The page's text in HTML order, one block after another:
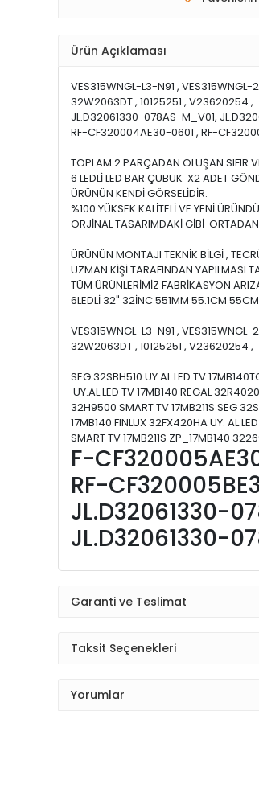
Ürün Açıklaması
VES315WNGL-L3-N91 ,
32W2063DT , 10125251 , V23620254 ,
JL.D32061330-078AS-M_V01,
RF-CF320004AE30-0601 , RF-
TOPLAM 2 PARÇADAN OLUŞAN SIFIR
6 LEDLİ LED BAR ÇUBUK X2 ADET
ÜRÜNÜN KENDİ GÖRSELİDİR.
%100 YÜKSEK KALİTELİ VE YENİ
ORJİNAL TASARIMDAKİ GİBİ
ÜRÜNÜN MONTAJI TEKNİK BİLGİ ,
UZMAN KİŞİ TARAFINDAN YAPILMASI
TÜM ÜRÜNLERİMİZ FABRİKASYON
6LEDLİ 32" 32İNC 551MM 55.1CM
VES315WNGL-L3-N91 ,
32W2063DT , 10125251 , V23620254 ,
SEG 32SBH510 UY.AL.LED TV
UY.AL.LED TV 17MB140 REGAL
32H9500 SMART TV 17MB211S SEG
17MB140 FINLUX 32FX420HA UY.
SMART TV 17MB211S ZP_17MB140
F-
RF-
JL.D32061330-
JL.D32061330-
Garanti ve Teslimat
Taksit Seçenekleri
Yorumlar